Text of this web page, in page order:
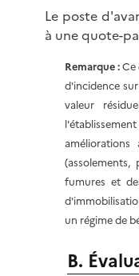
Le poste
à une quote-
Remarque :Ce
d'incidence
valeur
fumures et
un régime de
B.